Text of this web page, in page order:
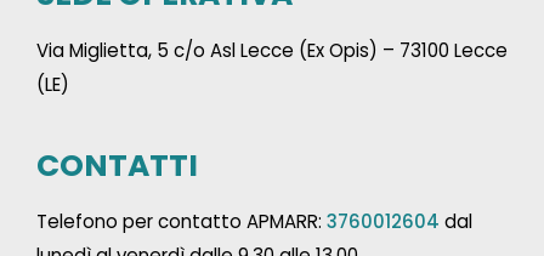
Via Miglietta, 5 c/o Asl Lecce (Ex Opis) – 73100 Lecce
(LE)
CONTATTI
Telefono per contatto APMARR: 3760012604 dal